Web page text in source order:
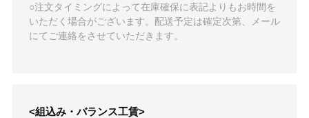
○注文タイミングによって在庫確保に表記よりもお時間を
いただく場合がございます。配送予定は確定次第、メール
にてご連絡をさせていただきます。
<組込み・バランス工賃>